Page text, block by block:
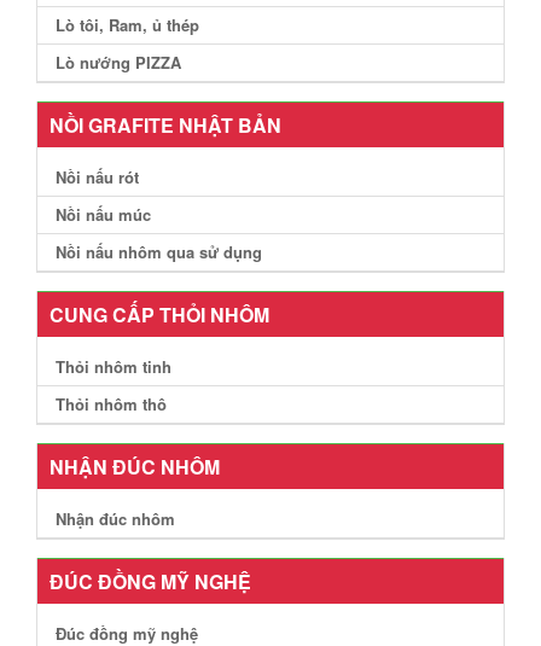
Lò tôi, Ram, ủ thép
Lò nướng PIZZA
NỒI GRAFITE NHẬT BẢN
Nồi nấu rót
Nồi nấu múc
Nồi nấu nhôm qua sử dụng
CUNG CẤP THỎI NHÔM
Thỏi nhôm tinh
Thỏi nhôm thô
NHẬN ĐÚC NHÔM
Nhận đúc nhôm
ĐÚC ĐỒNG MỸ NGHỆ
Đúc đồng mỹ nghệ